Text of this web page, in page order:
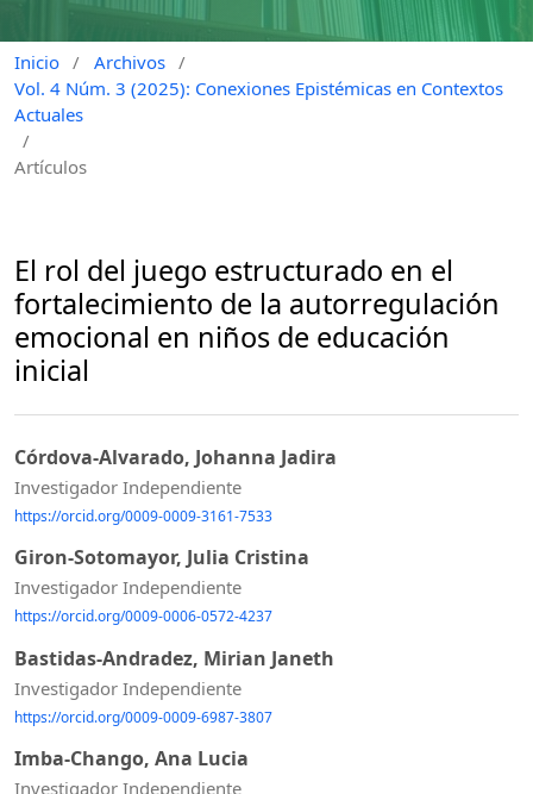
Inicio / Archivos /
Vol. 4 Núm. 3 (2025): Conexiones Epistémicas en Contextos
Actuales
/
Artículos
El rol del juego estructurado en el
fortalecimiento de la autorregulación
emocional en niños de educación
inicial
Córdova-Alvarado, Johanna Jadira
Investigador Independiente
https://orcid.org/0009-0009-3161-7533
Giron-Sotomayor, Julia Cristina
Investigador Independiente
https://orcid.org/0009-0006-0572-4237
Bastidas-Andradez, Mirian Janeth
Investigador Independiente
https://orcid.org/0009-0009-6987-3807
Imba-Chango, Ana Lucia
Investigador Independiente